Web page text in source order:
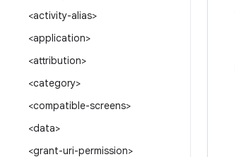
<activity-alias>
<application>
<attribution>
<category>
<compatible-screens>
<data>
<grant-uri-permission>